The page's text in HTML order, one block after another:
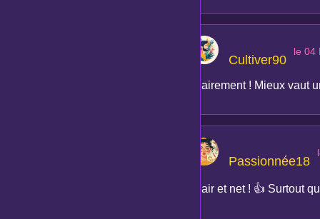
Cultiver90
le 04
Clairement ! Mieux vaut
Passionnée18
Clair et net ! 👍 Surtout